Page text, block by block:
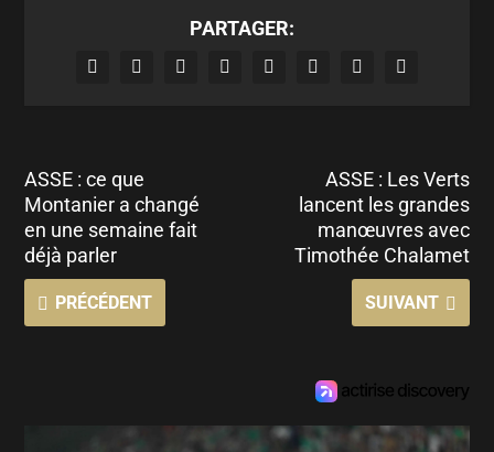
PARTAGER:
ASSE : ce que
Montanier a changé
en une semaine fait
déjà parler
PRÉCÉDENT
ASSE : Les Verts
lancent les grandes
manœuvres avec
Timothée Chalamet
SUIVANT